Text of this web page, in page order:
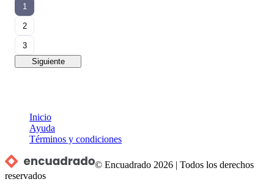
1
2
3
Siguiente
Inicio
Ayuda
Términos y condiciones
© Encuadrado 2026 |Todos los derechos
reservados